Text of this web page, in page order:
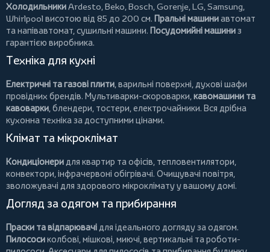
ХолодильникиArdesto,Beko,Bosch,Gorenje,LG,Samsung,
Whirlpool висотою від 85 до 200 см. Пральні машиниавтомат
та напівавтомат,сушильні машини. Посудомийні машиниз
гарантією виробника.
Техніка для кухні
Електричні та газові плити, варильні поверхні, духові шафи
провідних брендів. Мультиварки-скороварки,кавомашини та
кавоварки,блендери, тостери,електрочайники. Вся дрібна
кухонна техніка за доступними цінами.
Клімат та мікроклімат
Кондиціонеридля квартир та офісів, тепловентилятори,
конвектори,інфрачервоні обігрівачі. Очищувачі повітря,
зволожувачі для здорового мікроклімату у вашому домі.
Догляд за одягом та прибирання
Праски та відпарювачідля ідеального догляду за одягом.
Пилососиколбові,мішкові,миючі,вертикальні тароботи-